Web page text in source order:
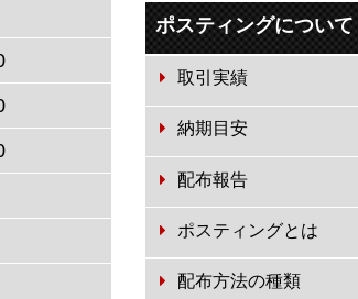
ポスティングについて
取引実績
納期目安
配布報告
ポスティングとは
配布方法の種類